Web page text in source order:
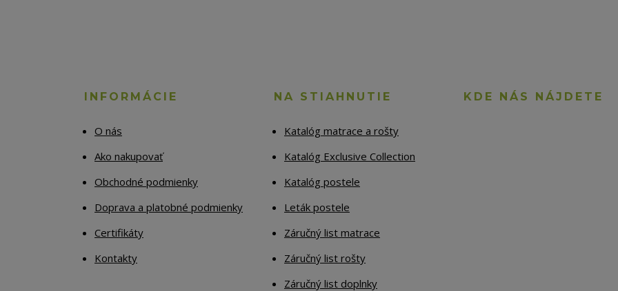
INFORMÁCIE
O nás
Ako nakupovať
Obchodné podmienky
Doprava a platobné podmienky
Certifikáty
Kontakty
NA STIAHNUTIE
Katalóg matrace a rošty
Katalóg Exclusive Collection
Katalóg postele
Leták postele
Záručný list matrace
Záručný list rošty
Záručný list doplnky
KDE NÁS NÁJDETE